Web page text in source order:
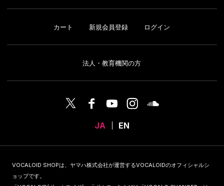
カート 新規会員登録 ログイン
法人・教育機関の方
JA EN
VOCALOID SHOPは、ヤマハ株式会社が運営するVOCALOIDのオフィシャルシ
ョップです。